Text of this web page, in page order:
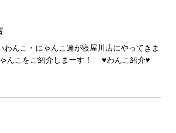
んこ・にゃんこ達が寝屋川店にやってきま
んこをご紹介しまーす！ ♥わんこ紹介♥